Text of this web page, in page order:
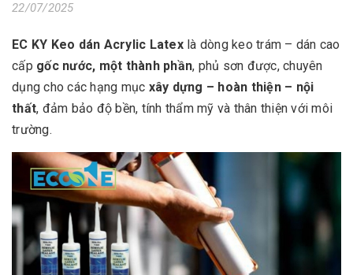
22/07/2025
EC KY Keo dán Acrylic Latexlà dòng keo trám – dán cao
cấp gốc nước, một thành phần, phủ sơn được, chuyên
dụng cho các hạng mục xây dựng – hoàn thiện – nội
thất, đảm bảo độ bền, tính thẩm mỹ và thân thiện với môi
trường.